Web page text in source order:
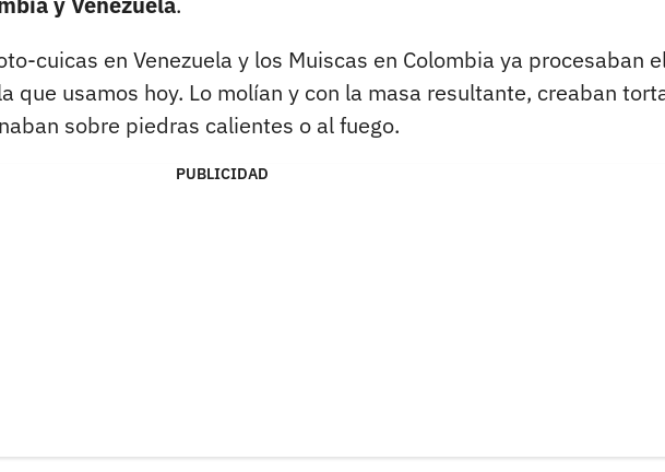
cuicas en Venezuela y los Muiscas en Colombia ya procesaban
que usamos hoy. Lo molían y con la masa resultante, creaban
sobre piedras calientes o al fuego.
PUBLICIDAD